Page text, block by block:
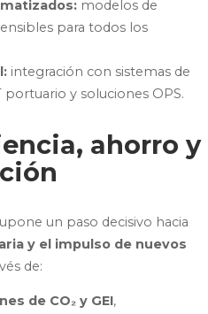
modelos de
para todos los
integración con sistemas de
y soluciones OPS.
ahorro y
un paso decisivo hacia
y el impulso de nuevos
de:
de CO₂ y GEI,